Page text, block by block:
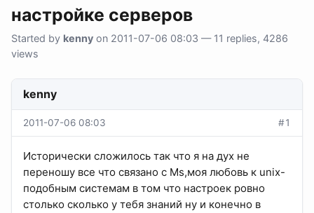
настройке серверов
Started by kenny on 2011-07-06 08:03 — 11 replies, 4286
views
kenny
2011-07-06 08:03 #1
Исторически сложилось так что я на дух не
переношу все что связано с Ms,моя любовь к unix-
подобным системам в том что настроек ровно
столько сколько у тебя знаний ну и конечно в